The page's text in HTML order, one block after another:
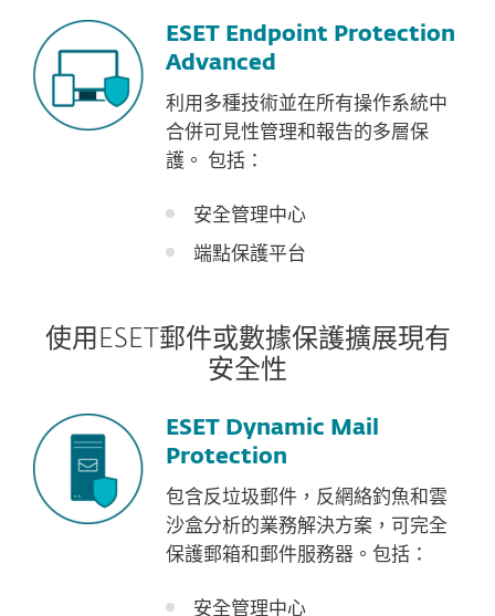
ESET Endpoint Protection
Advanced
利用多種技術並在所有操作系統中
合併可見性管理和報告的多層保
護。 包括：
安全管理中心
端點保護平台
使用ESET郵件或數據保護擴展現有
安全性
ESET Dynamic Mail
Protection
包含反垃圾郵件，反網絡釣魚和雲
沙盒分析的業務解決方案，可完全
保護郵箱和郵件服務器。包括：
安全管理中心